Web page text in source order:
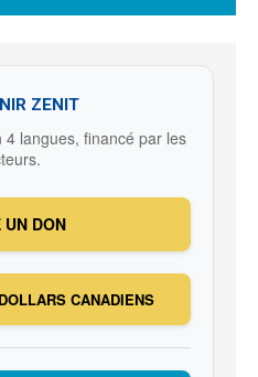
ZENIT
langues, financé par les
UN DON
CANADIENS